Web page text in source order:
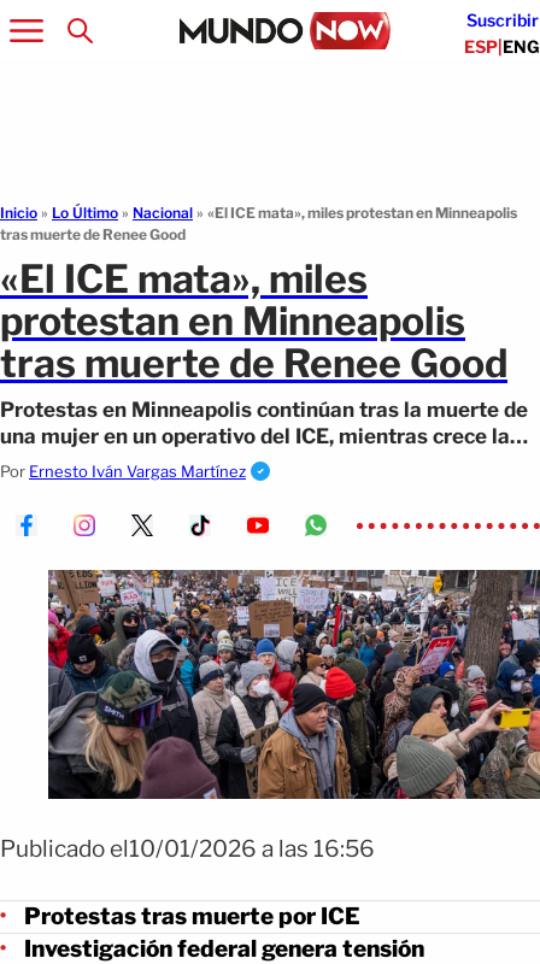
Suscribir
ESP|ENG
Inicio » Lo Último » Nacional » «El ICE mata», miles protestan en Minneapolis
tras muerte de Renee Good
«El ICE mata», miles
protestan en Minneapolis
tras muerte de Renee Good
Protestas en Minneapolis continúan tras la muerte de
una mujer en un operativo del ICE, mientras crece la
tensión social.
Por Ernesto Iván Vargas Martínez
Publicado el10/01/2026 a las 16:56
Protestas tras muerte por ICE
Investigación federal genera tensión